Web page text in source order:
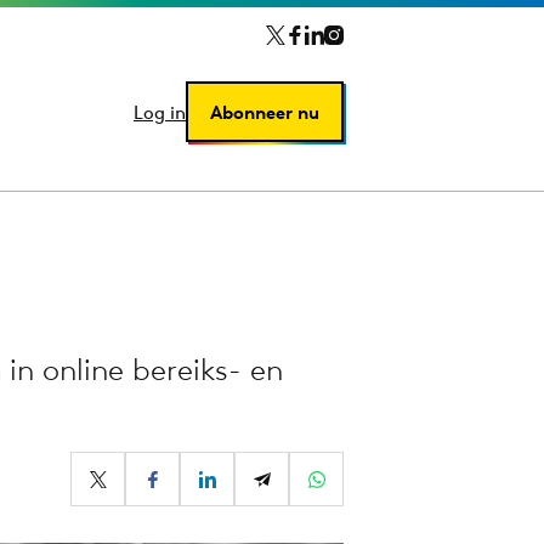
Log in Abonneer nu
Log in Abonneer nu
online bereiks- en